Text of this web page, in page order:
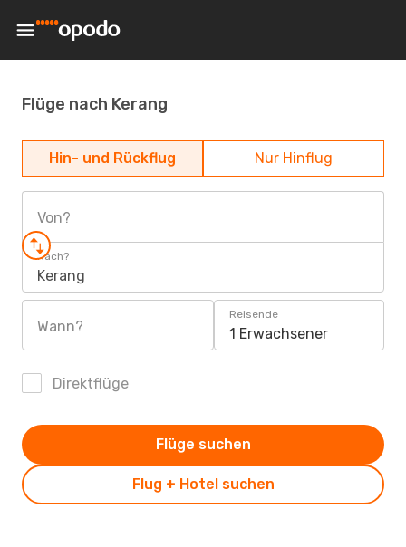
Flüge nach Kerang
Hin- und Rückflug Nur Hinflug
Von?
Nach?
Kerang
Wann?
Reisende
1 Erwachsener
Direktflüge
Flug + Hotel suchen
Flüge suchen